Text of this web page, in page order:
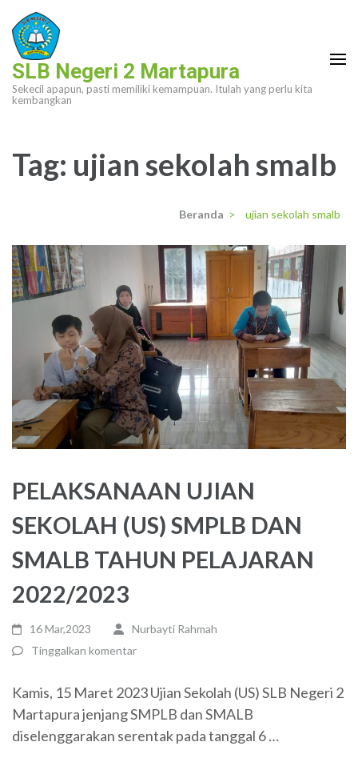
Lompat
ke
konten
(Tekan
Enter)
SLB Negeri 2 Martapura
Sekecil apapun, pasti memiliki kemampuan. Itulah yang perlu kita
kembangkan
Tag: ujian sekolah smalb
Beranda > ujian sekolah smalb
PELAKSANAAN UJIAN
SEKOLAH (US) SMPLB DAN
SMALB TAHUN PELAJARAN
2022/2023
16 Mar,2023
Nurbayti Rahmah
Tinggalkan komentar
Kamis, 15 Maret 2023 Ujian Sekolah (US) SLB Negeri 2
Martapura jenjang SMPLB dan SMALB
diselenggarakan serentak pada tanggal 6 …